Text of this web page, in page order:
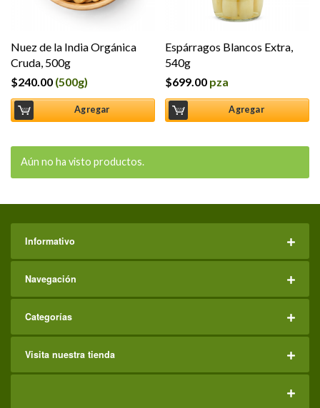
Nuez de la India Orgánica
Cruda, 500g
$240.00 (500g)
Agregar
Espárragos Blancos Extra,
540g
$699.00 pza
Agregar
Aún no ha visto productos.
Informativo
Navegación
Categorías
Visita nuestra tienda